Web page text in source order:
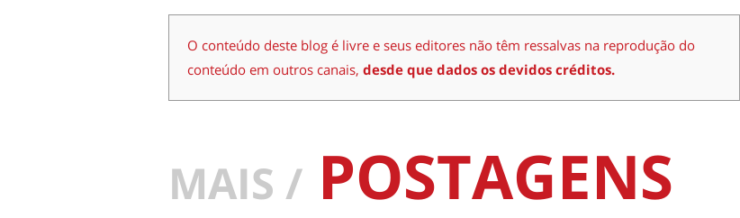
O conteúdo deste blog é livre e seus editores não têm ressalvas na reprodução do
conteúdo em outros canais, desde que dados os devidos créditos.
MAIS / POSTAGENS